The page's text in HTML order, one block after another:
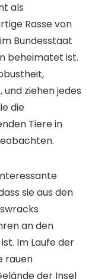
als
Rasse von
Bundesstaat
beheimatet ist.
ziehen jedes
die
Tiere in
sie aus den
an den
Im Laufe der
rauen
der Insel